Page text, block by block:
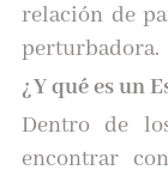
relación de
perturbadora.
¿Y qué es un
Dentro de
encontrar